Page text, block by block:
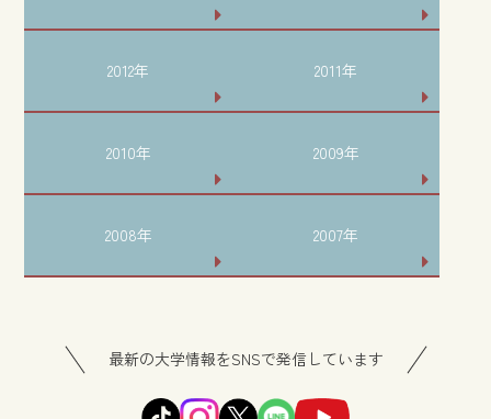
2012年 2011年
2010年 2009年
2008年 2007年
最新の大学情報をSNSで発信しています